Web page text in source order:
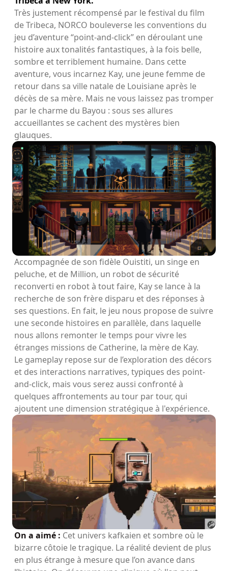
Très justement récompensé par le festival du film
de Tribeca, NORCO bouleverse les conventions du
jeu d’aventure “point-and-click” en déroulant une
histoire aux tonalités fantastiques, à la fois belle,
sombre et terriblement humaine. Dans cette
aventure, vous incarnez Kay, une jeune femme de
retour dans sa ville natale de Louisiane après le
décès de sa mère. Mais ne vous laissez pas tromper
par le charme du Bayou : sous ses allures
accueillantes se cachent des mystères bien
glauques.
Accompagnée de son fidèle Ouistiti, un singe en
peluche, et de Million, un robot de sécurité
reconverti en robot à tout faire, Kay se lance à la
recherche de son frère disparu et des réponses à
ses questions. En fait, le jeu nous propose de suivre
une seconde histoires en parallèle, dans laquelle
nous allons remonter le temps pour vivre les
étranges missions de Catherine, la mère de Kay.
Le gameplay repose sur de l’exploration des décors
et des interactions narratives, typiques des point-
and-click, mais vous serez aussi confronté à
quelques affrontements au tour par tour, qui
ajoutent une dimension stratégique à l'expérience.
On a aimé : Cet univers kafkaien et sombre où le
bizarre côtoie le tragique. La réalité devient de plus
en plus étrange à mesure que l’on avance dans